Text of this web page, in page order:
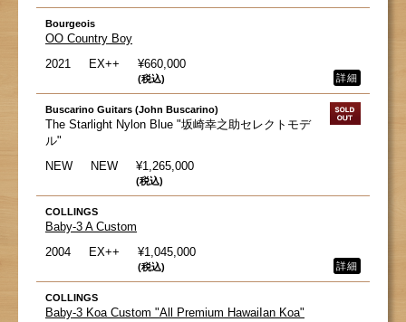
Bourgeois
OO Country Boy
2021
EX++ ¥660,000
(税込) 詳細
Buscarino Guitars (John Buscarino)
The Starlight Nylon Blue "坂崎幸之助セレクトモデ
ル"
NEW
NEW ¥1,265,000
(税込)
COLLINGS
Baby-3 A Custom
2004
EX++ ¥1,045,000
(税込) 詳細
COLLINGS
Baby-3 Koa Custom "All Premium HawaiIan Koa"